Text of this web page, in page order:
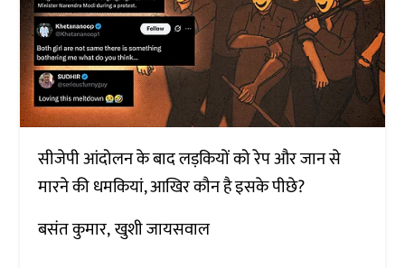
सीजेपी आंदोलन के बाद लड़कियों को रेप और जान से
मारने की धमकियां, आखिर कौन है इसके पीछे?
बसंत कुमार खुशी जायसवाल